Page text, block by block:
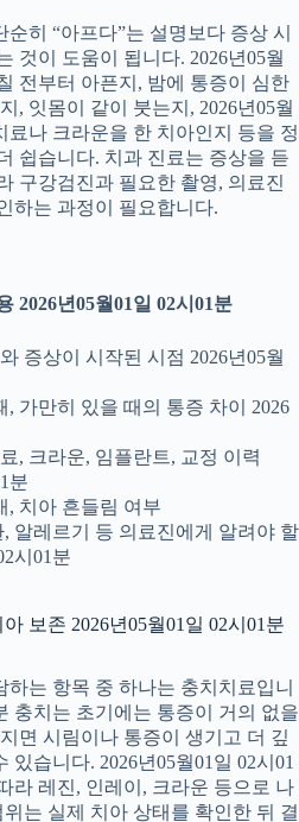
히 “아프다”는 설명보다 증상 시
것이 도움이 됩니다. 2026년05월
전부터 아픈지, 밤에 통증이 심한
, 잇몸이 같이 붓는지, 2026년05월
료나 크라운을 한 치아인지 등을 정
쉽습니다. 치과 진료는 증상을 듣
구강검진과 필요한 촬영, 의료진
하는 과정이 필요합니다.
2026년05월01일 02시01분
증상이 시작된 시점 2026년05월
, 가만히 있을 때의 통증 차이 2026
, 크라운, 임플란트, 교정 이력
분
, 치아 흔들림 여부
알레르기 등 의료진에게 알려야 할
시01분
보존 2026년05월01일 02시01분
는 항목 중 하나는 충치치료입니
충치는 초기에는 통증이 거의 없을
면 시림이나 통증이 생기고 더 깊
습니다. 2026년05월01일 02시01
라 레진, 인레이, 크라운 등으로 나
는 실제 치아 상태를 확인한 뒤 결